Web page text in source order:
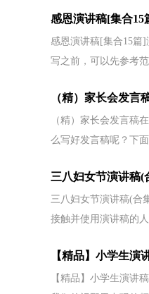
感恩演讲稿[集合15
感恩演讲稿[集合15篇
写之前，可以先参考
（精）家长会发言
（精）家长会发言稿
么写好发言稿呢？下
三八妇女节演讲稿(
三八妇女节演讲稿(合
接触并使用演讲稿的
【精品】小学生演
【精品】小学生演讲